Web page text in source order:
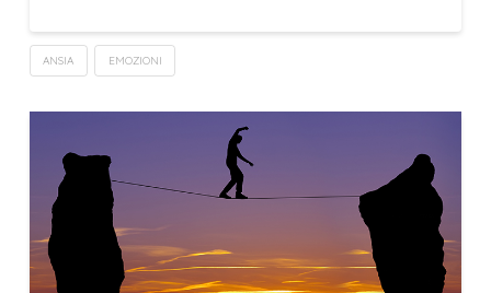
ANSIA EMOZIONI